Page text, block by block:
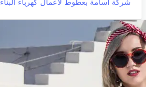
شركة أسامة بعطوط لاعمال كهرباء البناء